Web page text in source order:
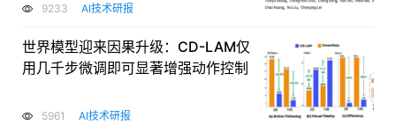
9233 AI技术研报
世界模型迎来因果升级：CD-LAM仅
用几千步微调即可显著增强动作控制
5961 AI技术研报